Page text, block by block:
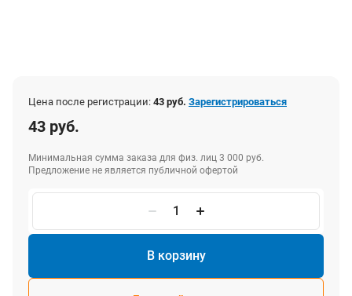
Цена после регистрации: 43 руб. Зарегистрироваться
43 руб.
Минимальная сумма заказа для физ. лиц 3 000 руб.
Предложение не является публичной офертой
В корзину